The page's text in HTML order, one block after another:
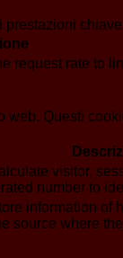
request rate to
Questi
visitor,
number to
information
where